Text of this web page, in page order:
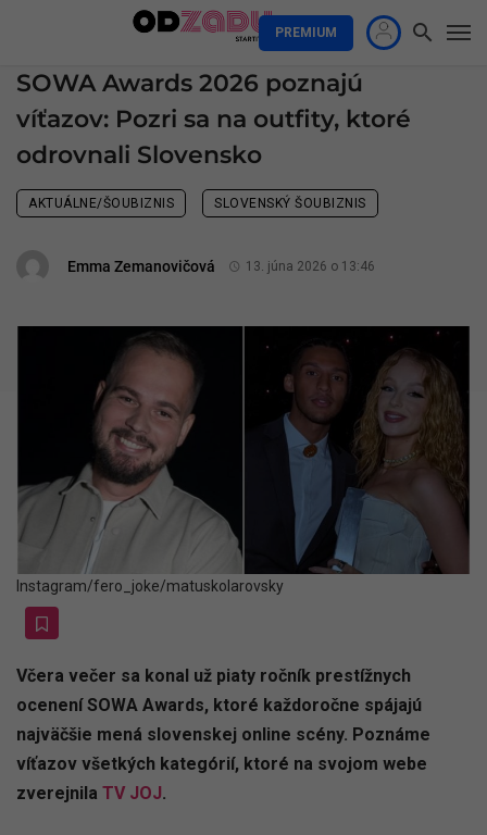
PREMIUM
SOWA Awards 2026 poznajú
víťazov: Pozri sa na outfity, ktoré
odrovnali Slovensko
AKTUÁLNE/ŠOUBIZNIS SLOVENSKÝ ŠOUBIZNIS
Emma Zemanovičová 13. júna 2026 o 13:46
Instagram/fero_joke/matuskolarovsky
Včera večer sa konal už piaty ročník prestížnych
ocenení SOWA Awards, ktoré každoročne spájajú
najväčšie mená slovenskej online scény. Poznáme
víťazov všetkých kategórií, ktoré na svojom webe
zverejnila TV JOJ.